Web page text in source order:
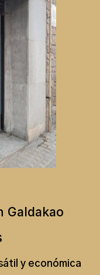
Galdakao
y económica